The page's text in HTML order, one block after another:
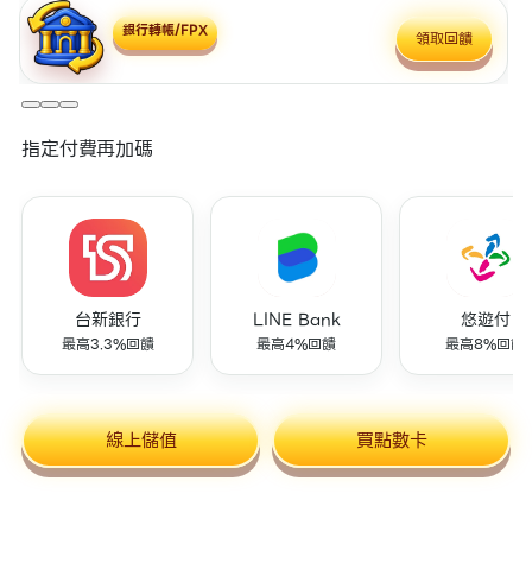
銀行轉帳/FPX 領取回饋
指定付費再加碼
台新銀行
最高3.3%回饋
LINE Bank
最高4%回饋
悠遊付
最高8%回饋
線上儲值 買點數卡